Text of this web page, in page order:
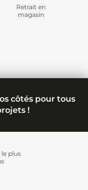
Retrait en
magasin
côtés pour tous
!
plus